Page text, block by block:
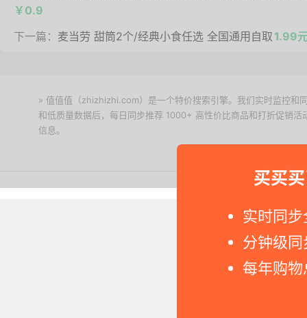
买买
实时同
分钟级
每年购
￥0.9
下一篇： 麦当劳 甜筒2个/经典小食任选 全国通用自取 1.99
» 值值值（zhizhizhi.com）是一个特价搜索引擎。我们实时监控和
和低质量数据后，每日同步推荐 1000+ 高性价比商品和打折促销
信息。
Copyright © 2011-2026 网购